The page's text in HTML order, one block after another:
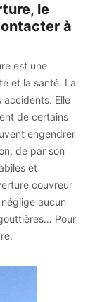
le
à
est une
et la santé. La
Elle
de certains
engendrer
de par son
et
couvreur
aucun
Pour